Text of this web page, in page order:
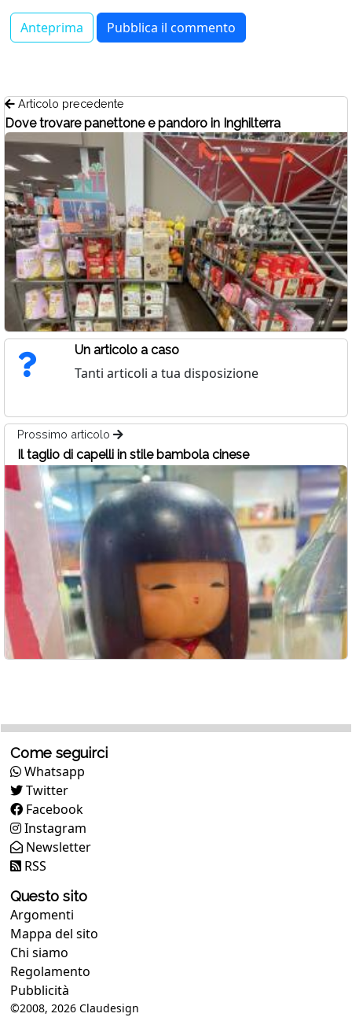
Articolo precedente
Dove trovare panettone e pandoro in Inghilterra
Un articolo a caso
Tanti articoli a tua disposizione
Prossimo articolo
Il taglio di capelli in stile bambola cinese
Come seguirci
Whatsapp
Twitter
Facebook
Instagram
Newsletter
RSS
Questo sito
Argomenti
Mappa del sito
Chi siamo
Regolamento
Pubblicità
©2008, 2026 Claudesign